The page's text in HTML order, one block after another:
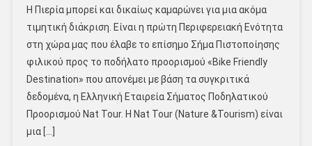
Η Πιερία μπορεί και δικαίως καμαρώνει για μια ακόμα
τιμητική διάκριση. Είναι η πρώτη Περιφερειακή Ενότητα
στη χώρα μας που έλαβε το επίσημο Σήμα Πιστοποίησης
φιλικού προς το ποδήλατο προορισμού «Bike Friendly
Destination» που απονέμει με βάση τα συγκριτικά
δεδομένα, η Ελληνική Εταιρεία Σήματος Ποδηλατικού
Προορισμού Nat Tour. Η Nat Tour (Nature &Tourism) είναι
μια […]